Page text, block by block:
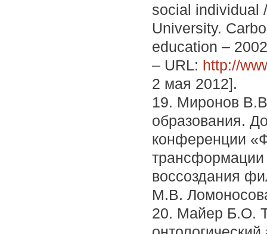
social individual
University.
education –
– URL: http://
2 мая 2012].
19. Миронов
образования.
конференции
трансформации
воссоздания
М.В.
20. Майер Б.О.